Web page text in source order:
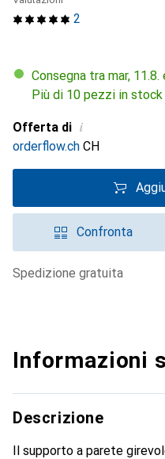
2
Consegna tra mar,
Più di 10 pezzi in
Offerta di i
orderflow.ch CH
Confronta
spedizione gratuita
Informazioni
Descrizione
Il supporto a parete